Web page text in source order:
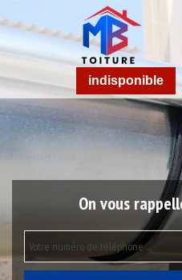
indisponible
On vous